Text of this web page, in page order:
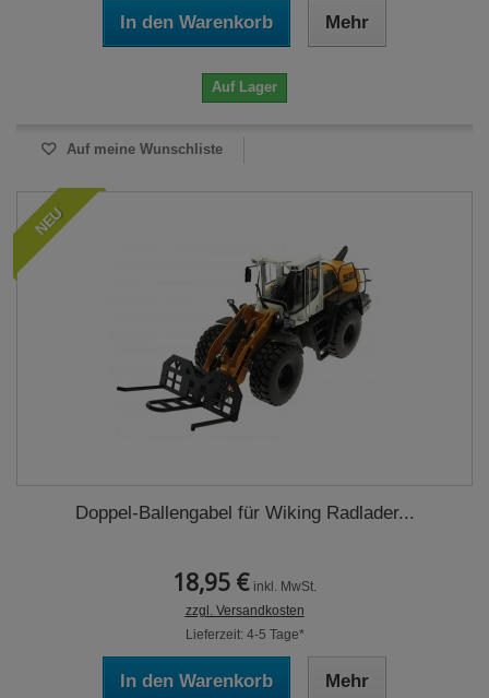
In den Warenkorb Mehr
Auf Lager
Auf meine Wunschliste
NEU
Doppel-Ballengabel für Wiking Radlader...
18,95 € inkl. MwSt.
zzgl. Versandkosten
Lieferzeit: 4-5 Tage*
In den Warenkorb Mehr